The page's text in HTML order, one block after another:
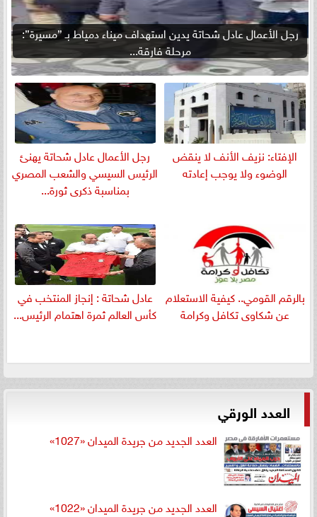
رجل الأعمال عادل شحاتة يدين استهداف ميناء دمياط بـ ”مسيرة”:
مرحلة فارقة...
الإفتاء: نزيف الأنف لا ينقض
الوضوء ولا يوجب إعادته
رجل الأعمال عادل شحاتة يهنئ
الرئيس السيسي والشعب المصري
بمناسبة ذكرى ثورة...
بالرقم القومي.. كيفية الاستعلام
عن شكاوى تكافل وكرامة
عادل شحاتة : إنجاز المنتخب في
كأس العالم ثمرة اهتمام الرئيس...
العدد الورقي
العدد الجديد من جريدة الميدان «1027»
العدد الجديد من جريدة الميدان «1022»